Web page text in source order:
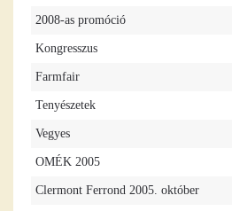
2008-as promóció
Kongresszus
Farmfair
Tenyészetek
Vegyes
OMÉK 2005
Clermont Ferrond 2005. október